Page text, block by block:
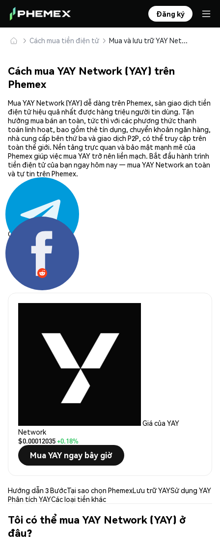
Đăng ký
Cách mua tiền điện tử Mua và lưu trữ YAY Network (YAY) an toàn
Cách mua YAY Network (YAY) trên
Phemex
Mua YAY Network (YAY) dễ dàng trên Phemex, sàn giao dịch tiền
điện tử hiệu quả nhất được hàng triệu người tin dùng. Tận
hưởng mua bán an toàn, tức thì với các phương thức thanh
toán linh hoạt, bao gồm thẻ tín dụng, chuyển khoản ngân hàng,
nhà cung cấp bên thứ ba và giao dịch P2P, có thể truy cập trên
toàn thế giới. Nền tảng trực quan và bảo mật mạnh mẽ của
Phemex giúp việc mua YAY trở nên liền mạch. Bắt đầu hành trình
tiền điện tử của bạn ngay hôm nay — mua YAY Network an toàn
và tự tin trên Phemex.
Chia sẻ:
Giá của YAY
Network
$0.00012035+0.18%
Mua YAY ngay bây giờ
Hướng dẫn 3 BướcTại sao chọn PhemexLưu trữ YAYSử dụng YAY
Phân tích YAYCác loại tiền khác
Tôi có thể mua YAY Network (YAY) ở
đâu?